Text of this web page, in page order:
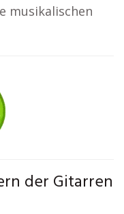
musikalischen
der Gitarren